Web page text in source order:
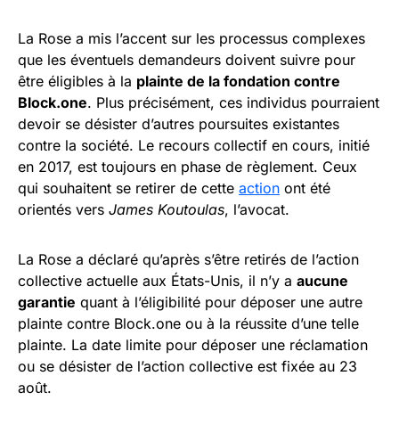
La Rose a mis l’accent sur les processus complexes
que les éventuels demandeurs doivent suivre pour
être éligibles à la plainte de la fondation contre
Block.one. Plus précisément, ces individus pourraient
devoir se désister d’autres poursuites existantes
contre la société. Le recours collectif en cours, initié
en 2017, est toujours en phase de règlement. Ceux
qui souhaitent se retirer de cette action ont été
orientés vers James Koutoulas, l’avocat.
La Rose a déclaré qu’après s’être retirés de l’action
collective actuelle aux États-Unis, il n’y a aucune
garantie quant à l’éligibilité pour déposer une autre
plainte contre Block.one ou à la réussite d’une telle
plainte. La date limite pour déposer une réclamation
ou se désister de l’action collective est fixée au 23
août.